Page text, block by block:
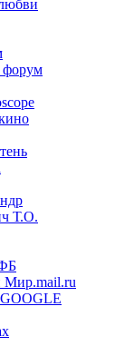
форум
Т.О.
Мир.mail.ru
GOOGLE